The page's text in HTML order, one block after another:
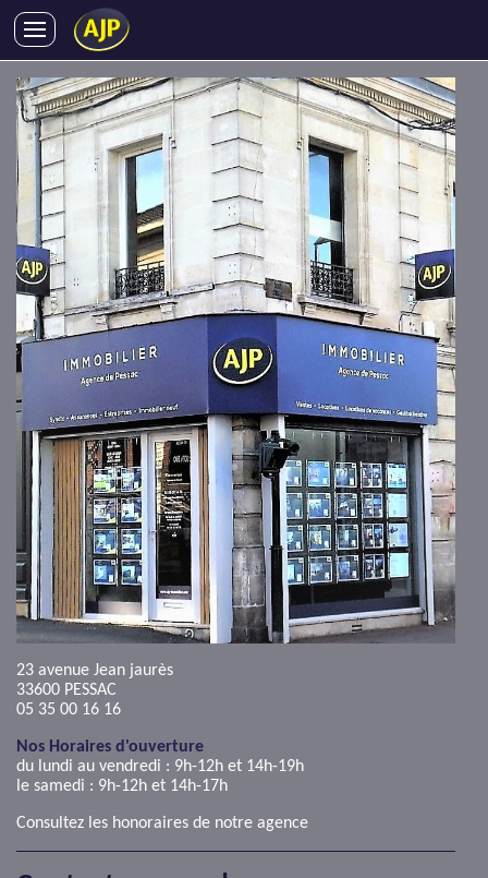
VENTES
LOCATIONS
GESTION LOCATIVE
SYNDIC
LMNP
IMMOBILIER NEUF
LOCATIONS DE VACANCES
ENTREPRISES
DEVENIR FRANCHISÉ
AJP Recrute
AJP Actualités
Service Qualité Clients
AJP Immobilier Pessac
23 avenue Jean jaurès
33600 PESSAC
05 35 00 16 16
Nos Horaires d'ouverture
du lundi au vendredi : 9h-12h et 14h-19h
le samedi : 9h-12h et 14h-17h
Consultez les honoraires de notre agence